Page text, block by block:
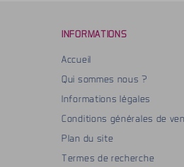
INFORMATIONS
Accueil
Qui sommes nous ?
Informations légales
Conditions générales de
Plan du site
Termes de recherche